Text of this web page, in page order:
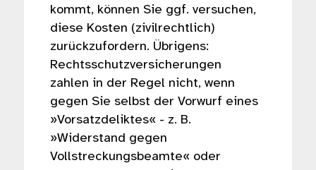
kommt, können Sie ggf. versuchen,
diese Kosten (zivilrechtlich)
zurückzufordern. Übrigens:
Rechtsschutzversicherungen
zahlen in der Regel nicht, wenn
gegen Sie selbst der Vorwurf eines
»Vorsatzdeliktes« - z. B.
»Widerstand gegen
Vollstreckungsbeamte« oder